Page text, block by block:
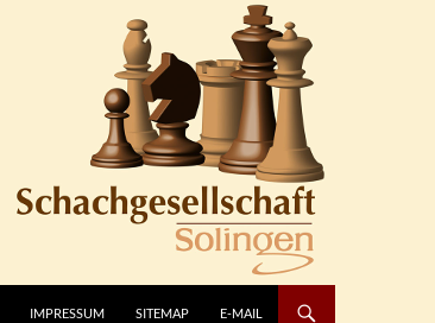
IMPRESSUM SITEMAP E-MAIL